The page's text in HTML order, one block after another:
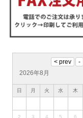
2026年8月
日 月 火 水 木
2 3 4 5 6